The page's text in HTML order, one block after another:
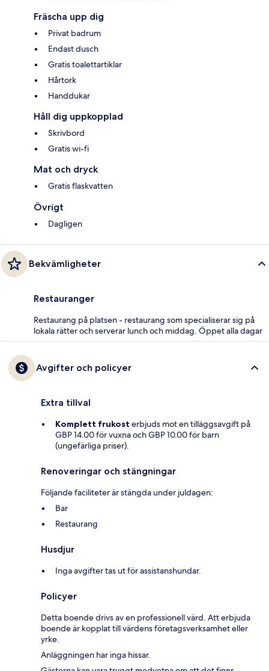
Fräscha upp dig
Privat badrum
Endast dusch
Gratis toalettartiklar
Hårtork
Handdukar
Håll dig uppkopplad
Skrivbord
Gratis wi-fi
Mat och dryck
Gratis flaskvatten
Övrigt
Dagligen
Bekvämligheter
Restauranger
Restaurang på platsen - restaurang som specialiserar sig på
lokala rätter och serverar lunch och middag. Öppet alla dagar
Avgifter och policyer
Extra tillval
Komplett frukost erbjuds mot en tilläggsavgift på
GBP 14.00 för vuxna och GBP 10.00 för barn
(ungefärliga priser).
Renoveringar och stängningar
Följande faciliteter är stängda under juldagen:
Bar
Restaurang
Husdjur
Inga avgifter tas ut för assistanshundar.
Policyer
Detta boende drivs av en professionell värd. Att erbjuda
boende är kopplat till värdens företagsverksamhet eller
yrke.
Anläggningen har inga hissar.